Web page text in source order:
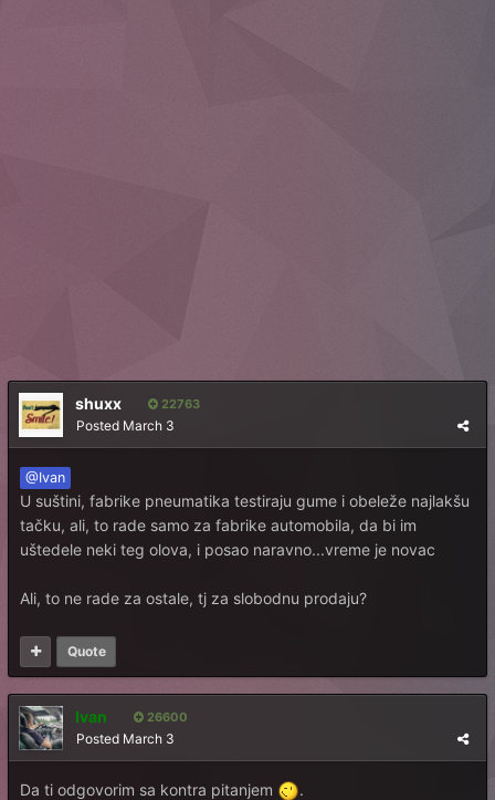
shuxx 22763
Posted March 3
@Ivan
U suštini, fabrike pneumatika testiraju gume i obeleže najlakšu
tačku, ali, to rade samo za fabrike automobila, da bi im
uštedele neki teg olova, i posao naravno...vreme je novac
Ali, to ne rade za ostale, tj za slobodnu prodaju?
Quote
Ivan 26600
Posted March 3
Da ti odgovorim sa kontra pitanjem
.